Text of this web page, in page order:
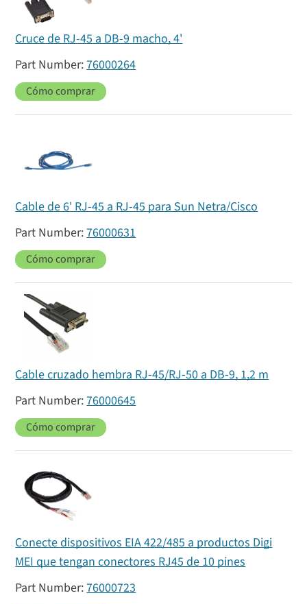
Cruce de RJ-45 a DB-9 macho, 4'
76000264
Cómo comprar
Cable de 6' RJ-45 a RJ-45 para Sun Netra/Cisco
76000631
Cómo comprar
Cable cruzado hembra RJ-45/RJ-50 a DB-9, 1,2 m
76000645
Cómo comprar
Conecte dispositivos EIA 422/485 a productos Digi
MEI que tengan conectores RJ45 de 10 pines
76000723